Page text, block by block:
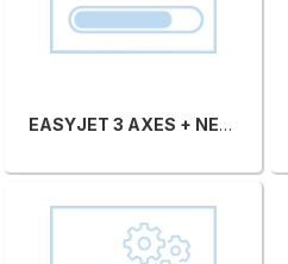
EASYJET 3 AXES + NEST.AUT + JDE_DDX + CAMAUTO